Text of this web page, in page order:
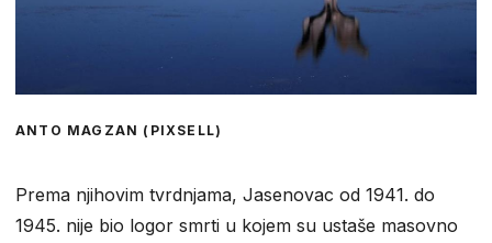
ANTO MAGZAN (PIXSELL)
Prema njihovim tvrdnjama, Jasenovac od 1941. do
1945. nije bio logor smrti u kojem su ustaše masovno